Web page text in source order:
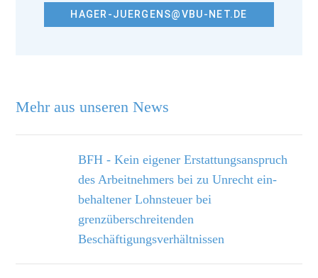
Mehr aus unseren News
BFH - Kein eigener Erstattungsanspruch
des Arbeitnehmers bei zu Unrecht ein­
behaltener Lohnsteuer bei
grenzüberschreitenden
Beschäftigungsverhältnissen
HAGER-JUERGENS@VBU-NET.DE